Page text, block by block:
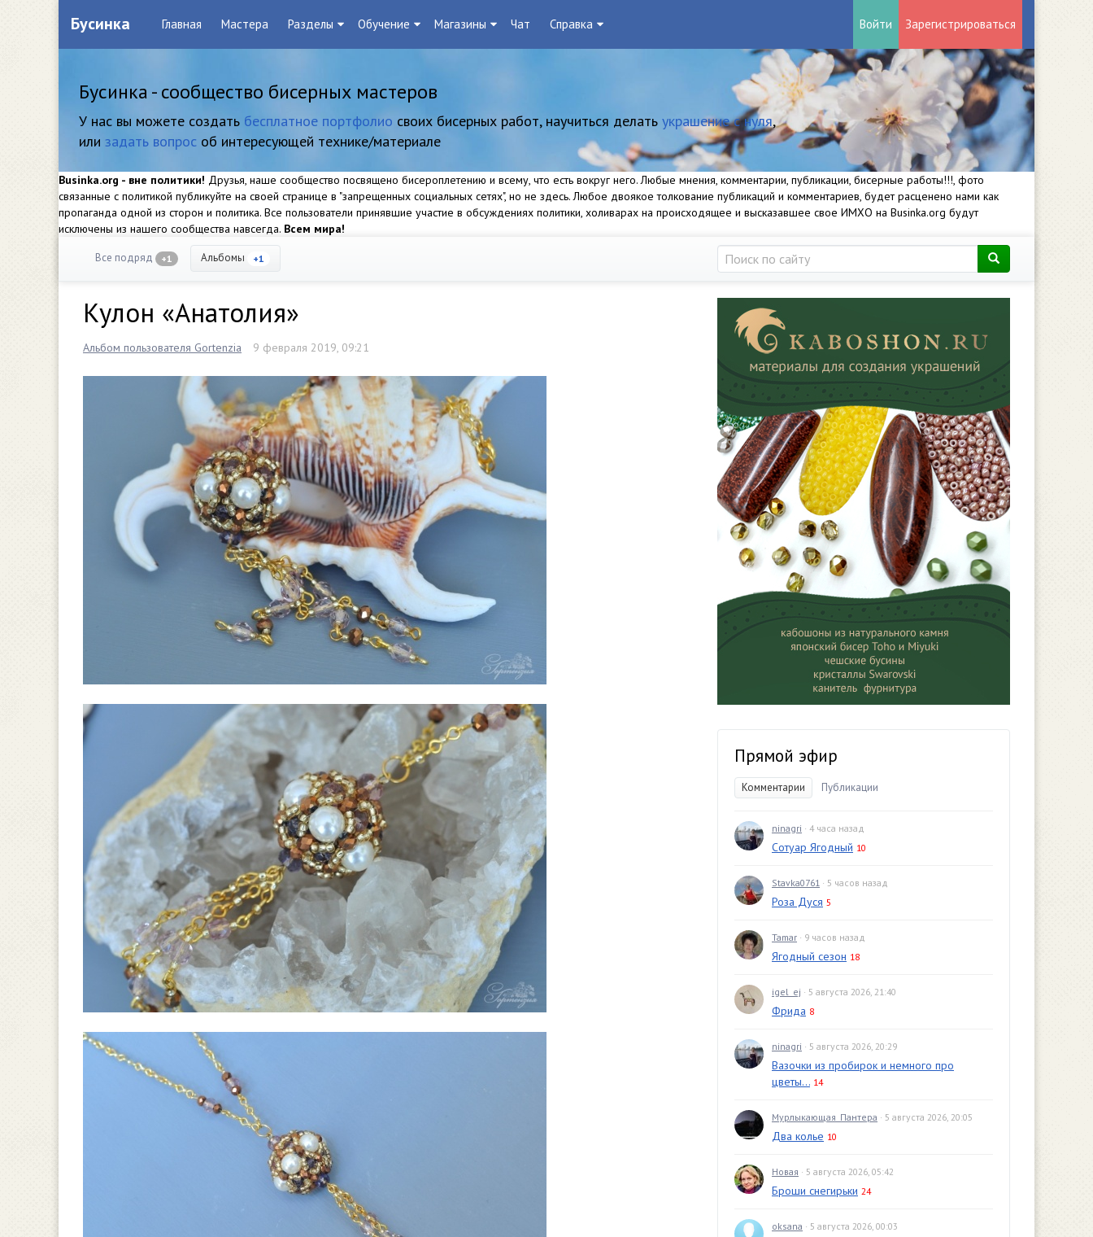
Бусинка Главная Мастера Разделы Обучение Магазины Чат Справка Войти Зарегистрироваться
Бусинка - сообщество бисерных мастеров
У нас вы можете создать бесплатное портфолио своих бисерных работ, научиться делать украшение с нуля,
или задать вопрос об интересующей технике/материале
Businka.org - вне политики! Друзья, наше сообщество посвящено бисероплетению и всему, что есть вокруг него. Любые мнения, комментарии, публикации, бисерные работы!!!, фото
связанные с политикой публикуйте на своей странице в "запрещенных социальных сетях", но не здесь. Любое двоякое толкование публикаций и комментариев, будет расценено нами как
пропаганда одной из сторон и политика. Все пользователи принявшие участие в обсуждениях политики, холиварах на происходящее и высказавшее свое ИМХО на Businka.org будут
исключены из нашего сообщества навсегда. Всем мира!
Все подряд +1 Альбомы +1
Кулон «Анатолия»
Альбом пользователя Gortenzia 9 февраля 2019, 09:21
Прямой эфир
Комментарии Публикации
ninagri · 4 часа назад
Сотуар Ягодный 10
Stavka0761 · 5 часов назад
Роза Дуся 5
Tamar · 9 часов назад
Ягодный сезон 18
igel_ej · 5 августа 2026, 21:40
Фрида 8
ninagri · 5 августа 2026, 20:29
Вазочки из пробирок и немного про
цветы... 14
Мурлыкающая_Пантера · 5 августа 2026, 20:05
Два колье 10
Новая · 5 августа 2026, 05:42
Броши снегирьки 24
oksana · 5 августа 2026, 00:03